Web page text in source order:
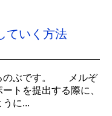
ていく方法
のぶです。 メルぞ
トを提出する際に、
に...